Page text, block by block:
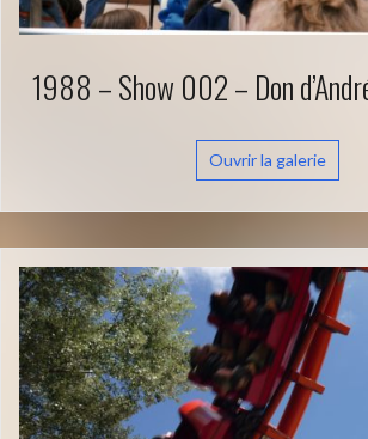
1988 – Show 002 – Don
Ouvrir la galerie